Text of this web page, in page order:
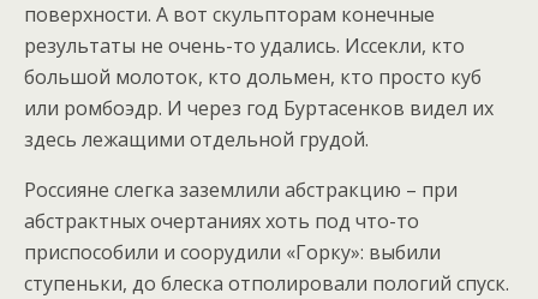
поверхности. А вот скульпторам конечные
результаты не очень-то удались. Иссекли, кто
большой молоток, кто дольмен, кто просто куб
или ромбоэдр. И через год Буртасенков видел их
здесь лежащими отдельной грудой.
Россияне слегка заземлили абстракцию – при
абстрактных очертаниях хоть под что-то
приспособили и соорудили «Горку»: выбили
ступеньки, до блеска отполировали пологий спуск.